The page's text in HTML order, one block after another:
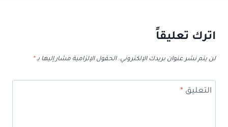
اترك تعليقاً
لن يتم نشر عنوان بريدك الإلكتروني. الحقول الإلزامية مشار إليها بـ*
التعليق*